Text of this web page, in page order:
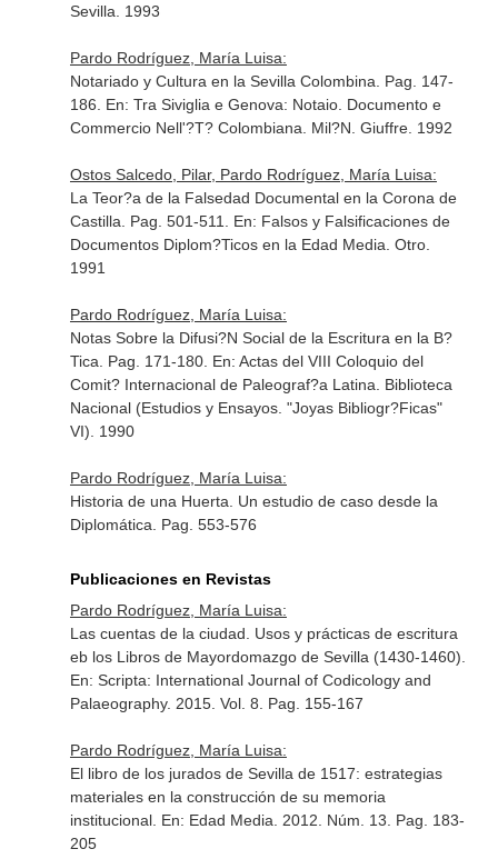
Sevilla. 1993
Pardo Rodríguez, María Luisa:
Notariado y Cultura en la Sevilla Colombina. Pag. 147-
186. En: Tra Siviglia e Genova: Notaio. Documento e
Commercio Nell'?T? Colombiana . Mil?N. Giuffre. 1992
Ostos Salcedo, Pilar, Pardo Rodríguez, María Luisa:
La Teor?a de la Falsedad Documental en la Corona de
Castilla. Pag. 501-511. En: Falsos y Falsificaciones de
Documentos Diplom?Ticos en la Edad Media . Otro.
1991
Pardo Rodríguez, María Luisa:
Notas Sobre la Difusi?N Social de la Escritura en la B?
Tica. Pag. 171-180. En: Actas del VIII Coloquio del
Comit? Internacional de Paleograf?a Latina . Biblioteca
Nacional (Estudios y Ensayos. "Joyas Bibliogr?Ficas"
VI). 1990
Pardo Rodríguez, María Luisa:
Historia de una Huerta. Un estudio de caso desde la
Diplomática. Pag. 553-576
Publicaciones en Revistas
Pardo Rodríguez, María Luisa:
Las cuentas de la ciudad. Usos y prácticas de escritura
eb los Libros de Mayordomazgo de Sevilla (1430-1460).
En: Scripta: International Journal of Codicology and
Palaeography. 2015. Vol. 8. Pag. 155-167
Pardo Rodríguez, María Luisa:
El libro de los jurados de Sevilla de 1517: estrategias
materiales en la construcción de su memoria
institucional. En: Edad Media . 2012. Núm. 13. Pag. 183-
205